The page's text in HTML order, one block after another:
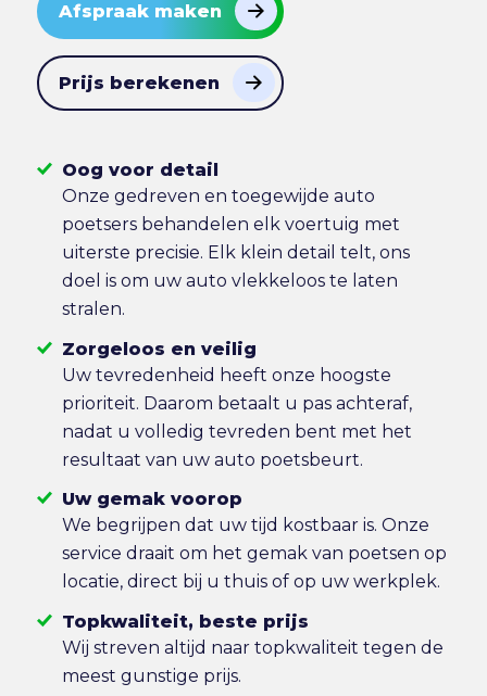
Afspraak maken
Prijs berekenen
Oog voor detail
Onze gedreven en toegewijde auto
poetsers behandelen elk voertuig met
uiterste precisie. Elk klein detail telt, ons
doel is om uw auto vlekkeloos te laten
stralen.
Zorgeloos en veilig
Uw tevredenheid heeft onze hoogste
prioriteit. Daarom betaalt u pas achteraf,
nadat u volledig tevreden bent met het
resultaat van uw auto poetsbeurt.
Uw gemak voorop
We begrijpen dat uw tijd kostbaar is. Onze
service draait om het gemak van poetsen op
locatie, direct bij u thuis of op uw werkplek.
Topkwaliteit, beste prijs
Wij streven altijd naar topkwaliteit tegen de
meest gunstige prijs.